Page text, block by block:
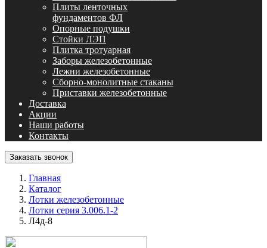
Плиты ленточных
фундаментов ФЛ
Опорные подушки
Стойки ЛЭП
Плитка тротуарная
Заборы железобетонные
Лежни железобетонные
Сборно-монолитные стаканы
Приставки железобетонные
Доставка
Акции
Наши работы
Контакты
Заказать звонок
Главная
Каталог
Лотки железобетонные
Лотки серия 3.006.1-2
Л4д-8